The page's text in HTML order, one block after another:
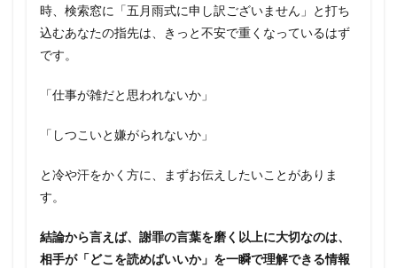
時、検索窓に「五月雨式に申し訳ございません」と打ち
込むあなたの指先は、きっと不安で重くなっているはず
です。
「仕事が雑だと思われないか」
「しつこいと嫌がられないか」
と冷や汗をかく方に、まずお伝えしたいことがありま
す。
結論から言えば、謝罪の言葉を磨く以上に大切なのは、
相手が「どこを読めばいいか」を一瞬で理解できる情報